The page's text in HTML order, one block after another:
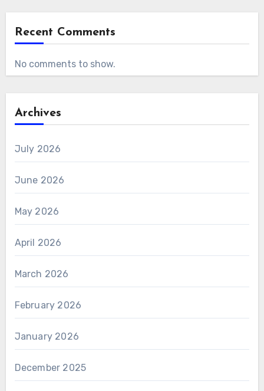
Recent Comments
No comments to show.
Archives
July 2026
June 2026
May 2026
April 2026
March 2026
February 2026
January 2026
December 2025